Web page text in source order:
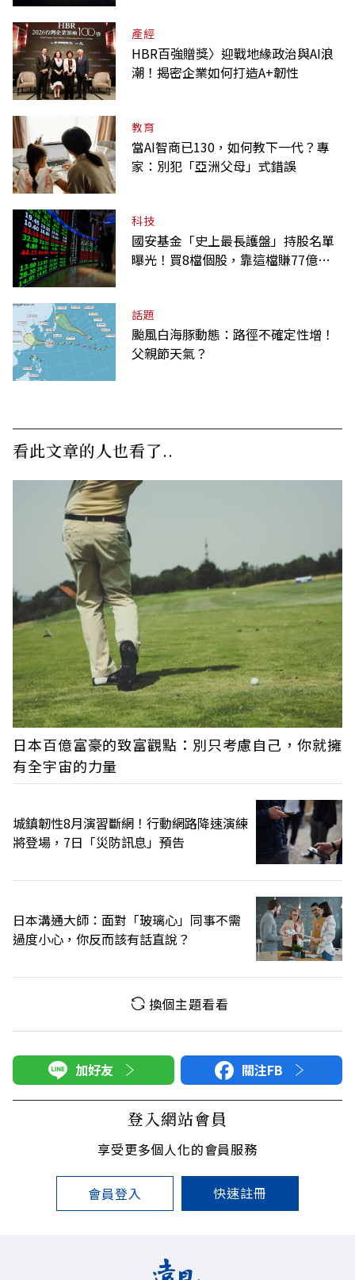
產經
HBR百強贈獎〉迎戰地緣政治與AI浪
潮！揭密企業如何打造A+韌性
教育
當AI智商已130，如何教下一代？專
家：別犯「亞洲父母」式錯誤
科技
國安基金「史上最長護盤」持股名單
曝光！買8檔個股，靠這檔賺77億最
話題
颱風白海豚動態：路徑不確定性增！
父親節天氣？
看此文章的人也看了..
日本百億富豪的致富觀點：別只考慮自己，你就擁
有全宇宙的力量
城鎮韌性8月演習斷網！行動網路降速演練
將登場，7日「災防訊息」預告
日本溝通大師：面對「玻璃心」同事不需
過度小心，你反而該有話直說？
換個主題看看
加好友 關注FB
登入網站會員
享受更多個人化的會員服務
會員登入 快速註冊